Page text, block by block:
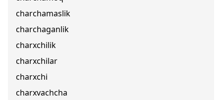
charchamaslik
charchaganlik
charxchilik
charxchilar
charxchi
charxvachcha